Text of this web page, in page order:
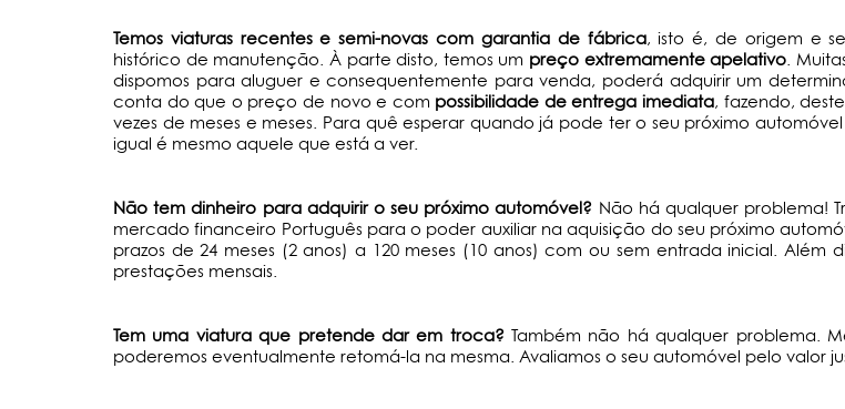
Temos viaturas recentes e semi-novas com garantia de fábrica, isto é, de origem e
histórico de manutenção. À parte disto, temos um preço extremamente apelativo .
dispomos para aluguer e consequentemente para venda, poderá adquirir um
conta do que o preço de novo e com possibilidade de entrega imediata, fazendo,
vezes de meses e meses. Para quê esperar quando já pode ter o seu próximo
igual é mesmo aquele que está a ver.
Não tem dinheiro para adquirir o seu próximo automóvel? Não há qualquer problema!
mercado financeiro Português para o poder auxiliar na aquisição do seu próximo
prazos de 24 meses (2 anos) a 120 meses (10 anos) com ou sem entrada inicial. Além
prestações mensais.
Tem uma viatura que pretende dar em troca?Também não há qualquer problema.
poderemos eventualmente retomá-la na mesma. Avaliamos o seu automóvel pelo valor